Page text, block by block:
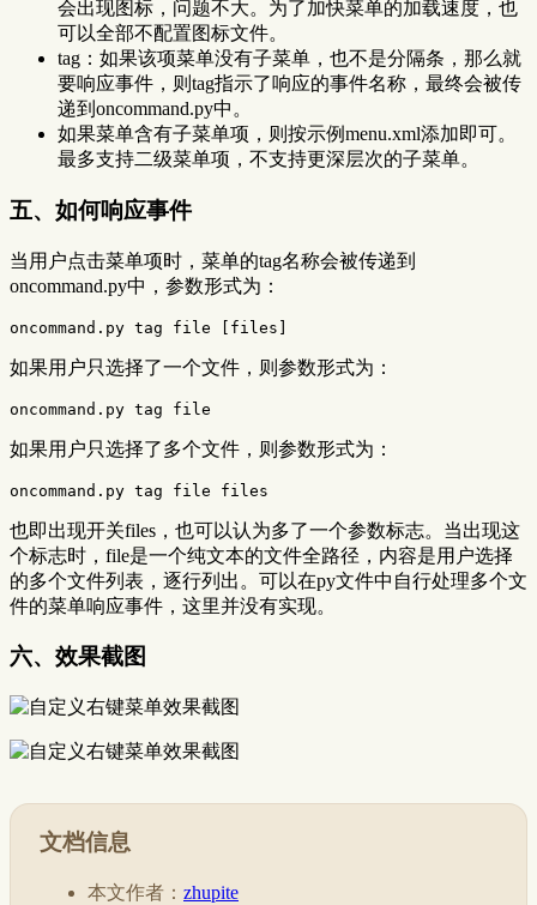
会出现图标，问题不大。为了加快菜单的加载速度，也
可以全部不配置图标文件。
tag：如果该项菜单没有子菜单，也不是分隔条，那么就
要响应事件，则tag指示了响应的事件名称，最终会被传
递到oncommand.py中。
如果菜单含有子菜单项，则按示例menu.xml添加即可。
最多支持二级菜单项，不支持更深层次的子菜单。
五、如何响应事件
当用户点击菜单项时，菜单的tag名称会被传递到
oncommand.py中，参数形式为：
如果用户只选择了一个文件，则参数形式为：
如果用户只选择了多个文件，则参数形式为：
也即出现开关files，也可以认为多了一个参数标志。当出现这
个标志时，file是一个纯文本的文件全路径，内容是用户选择
的多个文件列表，逐行列出。可以在py文件中自行处理多个文
件的菜单响应事件，这里并没有实现。
六、效果截图
文档信息
本文作者： zhupite